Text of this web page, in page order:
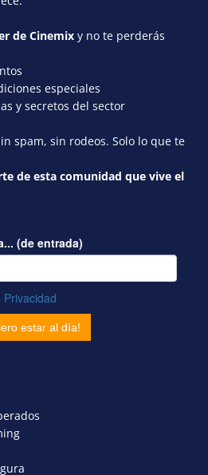
de Cinemix y no te perderás
especiales
y secretos del sector
spam, sin rodeos. Solo lo que te
de esta comunidad que vive el